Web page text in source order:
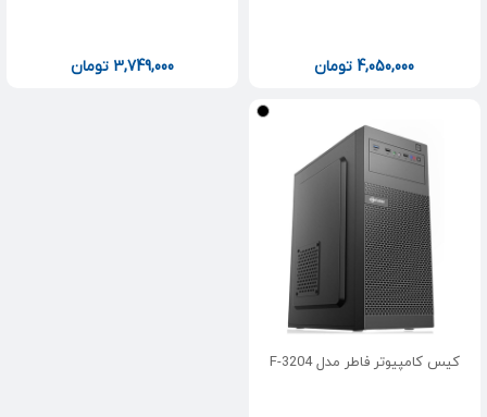
4,050,000 تومان 3,749,000 تومان
کیس کامپیوتر فاطر مدل F-3204